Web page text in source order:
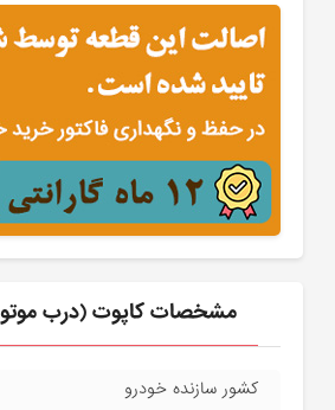
مشخصات کاپوت (درب
کشور سازنده خودرو